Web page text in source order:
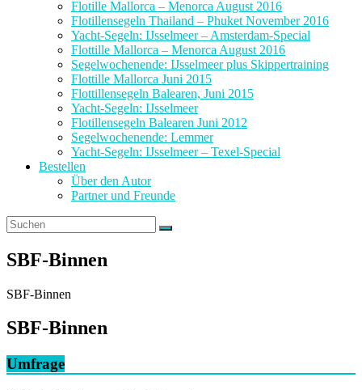
Flotille Mallorca – Menorca August 2016
Flotillensegeln Thailand – Phuket November 2016
Yacht-Segeln: IJsselmeer – Amsterdam-Special
Flottille Mallorca – Menorca August 2016
Segelwochenende: IJsselmeer plus Skippertraining
Flottille Mallorca Juni 2015
Flottillensegeln Balearen, Juni 2015
Yacht-Segeln: IJsselmeer
Flotillensegeln Balearen Juni 2012
Segelwochenende: Lemmer
Yacht-Segeln: IJsselmeer – Texel-Special
Bestellen
Über den Autor
Partner und Freunde
SBF-Binnen
SBF-Binnen
SBF-Binnen
Umfrage